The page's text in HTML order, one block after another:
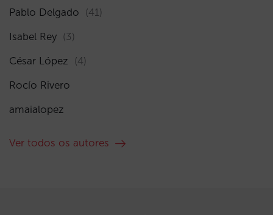
Pablo Delgado (41)
Isabel Rey (3)
César López (4)
Rocío Rivero
amaialopez
Ver todos os autores